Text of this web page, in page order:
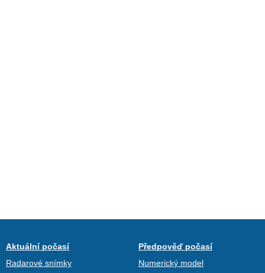
Aktuální počasí
Radarové snímky
Předpověď počasí
Numerický model